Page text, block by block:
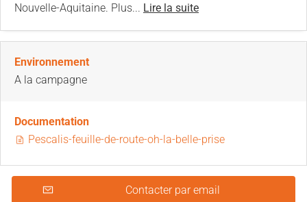
Nouvelle-Aquitaine. Plus... Lire la suite
Environnement
A la campagne
Documentation
Pescalis-feuille-de-route-oh-la-belle-prise
Contacter par email